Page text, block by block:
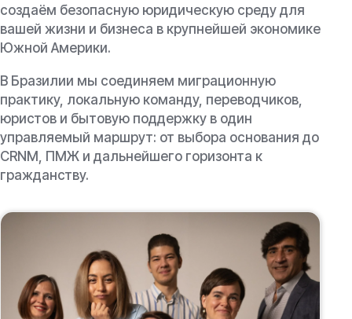
создаём безопасную юридическую среду для
вашей жизни и бизнеса в крупнейшей экономике
Южной Америки.
В Бразилии мы соединяем миграционную
практику, локальную команду, переводчиков,
юристов и бытовую поддержку в один
управляемый маршрут: от выбора основания до
CRNM, ПМЖ и дальнейшего горизонта к
гражданству.